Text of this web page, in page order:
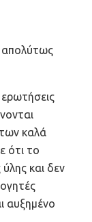
απολύτως
καλά
ότι το
και δεν
αυξημένο